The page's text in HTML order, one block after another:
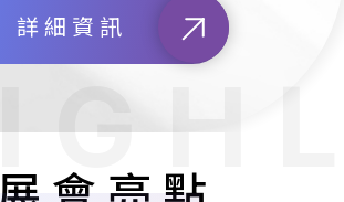
詳細資訊